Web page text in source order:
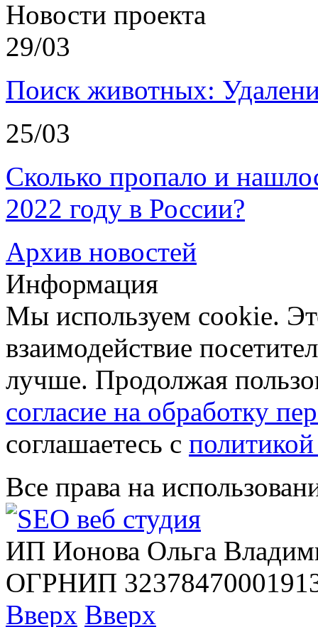
Новости проекта
29/03
Поиск животных:
25/03
Сколько пропало и
2022 году в России?
Архив новостей
Информация
Мы используем cookie.
взаимодействие
лучше. Продолжая
согласие на обработку
соглашаетесь с
Все права на
ИП Ионова Ольга
ОГРНИП
Вверх Вверх